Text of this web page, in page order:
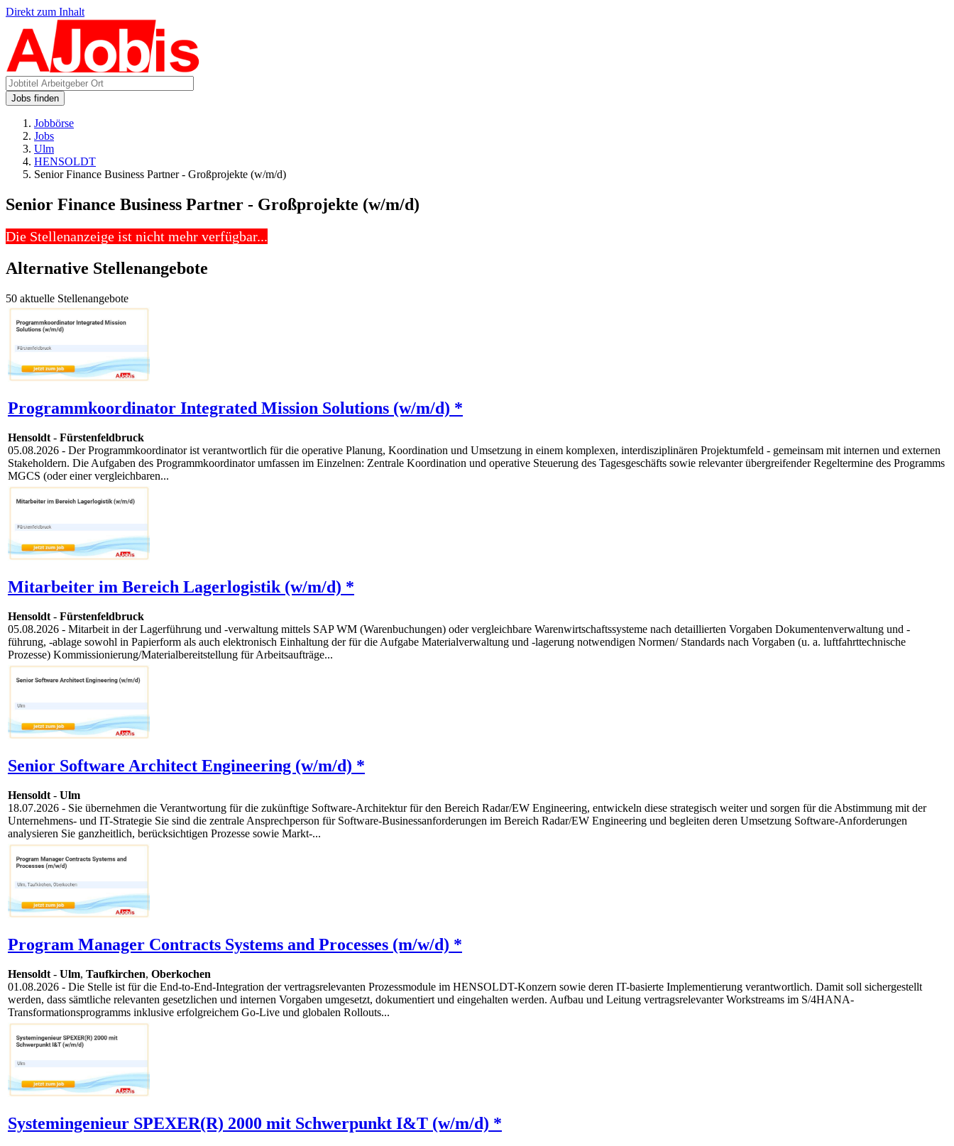
Direkt zum Inhalt
Jobs finden
Jobbörse
Jobs
Ulm
HENSOLDT
Senior Finance Business Partner - Großprojekte (w/m/d)
Senior Finance Business Partner - Großprojekte (w/m/d)
Die Stellenanzeige ist nicht mehr verfügbar...
Alternative Stellenangebote
50 aktuelle Stellenangebote
Programmkoordinator Integrated Mission Solutions (w/m/d) *
Hensoldt- Fürstenfeldbruck
05.08.2026 - Der Programmkoordinator ist verantwortlich für die operative Planung, Koordination und Umsetzung in einem komplexen, interdisziplinären Projektumfeld - gemeinsam mit internen und externen
Stakeholdern. Die Aufgaben des Programmkoordinator umfassen im Einzelnen: Zentrale Koordination und operative Steuerung des Tagesgeschäfts sowie relevanter übergreifender Regeltermine des Programms
MGCS (oder einer vergleichbaren...
Mitarbeiter im Bereich Lagerlogistik (w/m/d) *
Hensoldt- Fürstenfeldbruck
05.08.2026 - Mitarbeit in der Lagerführung und -verwaltung mittels SAP WM (Warenbuchungen) oder vergleichbare Warenwirtschaftssysteme nach detaillierten Vorgaben Dokumentenverwaltung und -
führung, -ablage sowohl in Papierform als auch elektronisch Einhaltung der für die Aufgabe Materialverwaltung und -lagerung notwendigen Normen/ Standards nach Vorgaben (u. a. luftfahrttechnische
Prozesse) Kommissionierung/Materialbereitstellung für Arbeitsaufträge...
Senior Software Architect Engineering (w/m/d) *
Hensoldt- Ulm
18.07.2026 - Sie übernehmen die Verantwortung für die zukünftige Software-Architektur für den Bereich Radar/EW Engineering, entwickeln diese strategisch weiter und sorgen für die Abstimmung mit der
Unternehmens- und IT-Strategie Sie sind die zentrale Ansprechperson für Software-Businessanforderungen im Bereich Radar/EW Engineering und begleiten deren Umsetzung Software-Anforderungen
analysieren Sie ganzheitlich, berücksichtigen Prozesse sowie Markt-...
Program Manager Contracts Systems and Processes (m/w/d) *
Hensoldt- Ulm, Taufkirchen, Oberkochen
01.08.2026 - Die Stelle ist für die End-to-End-Integration der vertragsrelevanten Prozessmodule im HENSOLDT-Konzern sowie deren IT-basierte Implementierung verantwortlich. Damit soll sichergestellt
werden, dass sämtliche relevanten gesetzlichen und internen Vorgaben umgesetzt, dokumentiert und eingehalten werden. Aufbau und Leitung vertragsrelevanter Workstreams im S/4HANA-
Transformationsprogramms inklusive erfolgreichem Go-Live und globalen Rollouts...
Systemingenieur SPEXER(R) 2000 mit Schwerpunkt I&T (w/m/d) *